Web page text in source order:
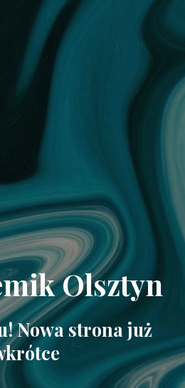
Olsztyn
Nowa strona już